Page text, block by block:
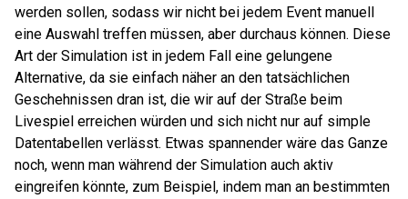
werden sollen, sodass wir nicht bei jedem Event manuell
eine Auswahl treffen müssen, aber durchaus können. Diese
Art der Simulation ist in jedem Fall eine gelungene
Alternative, da sie einfach näher an den tatsächlichen
Geschehnissen dran ist, die wir auf der Straße beim
Livespiel erreichen würden und sich nicht nur auf simple
Datentabellen verlässt. Etwas spannender wäre das Ganze
noch, wenn man während der Simulation auch aktiv
eingreifen könnte, zum Beispiel, indem man an bestimmten